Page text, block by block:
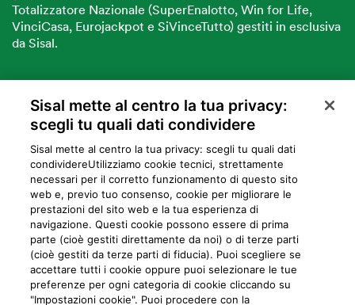
Totalizzatore Nazionale (SuperEnalotto, Win for Life,
VinciCasa, Eurojackpot e SiVinceTutto) gestiti in esclusiva
da Sisal.
VUOI DIVENTARE PARTNER SISAL?
Privacy Cookie Mappa del sito Preferiti Iniziative
Programma
fedeltà
Sisal mette al centro la tua privacy:
scegli tu quali dati condividere
Sisal mette al centro la tua privacy: scegli tu quali dati
condividere​Utilizziamo cookie tecnici, strettamente
necessari per il corretto funzionamento di questo sito
web e, previo tuo consenso, cookie per migliorare le
prestazioni del sito web e la tua esperienza di
navigazione. Questi cookie possono essere di prima
parte (cioè gestiti direttamente da noi) o di terze parti
(cioè gestiti da terze parti di fiducia). Puoi scegliere se
accettare tutti i cookie oppure puoi selezionare le tue
preferenze per ogni categoria di cookie cliccando su
"Impostazioni cookie". Puoi procedere con la